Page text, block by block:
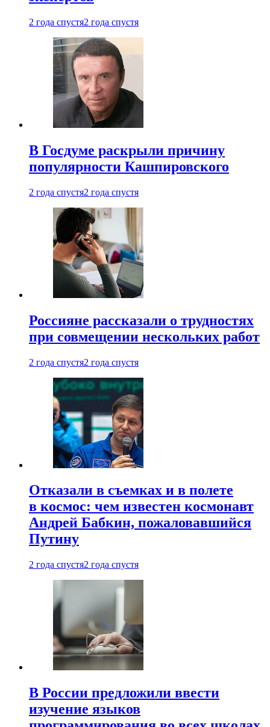
2 года спустя2 года спустя
В Госдуме раскрыли причину
популярности Кашпировского
2 года спустя2 года спустя
Россияне рассказали о трудностях
при совмещении нескольких работ
2 года спустя2 года спустя
Отказали в съемках и в полете
в космос: чем известен космонавт
Андрей Бабкин, пожаловавшийся
Путину
2 года спустя2 года спустя
В России предложили ввести
изучение языков